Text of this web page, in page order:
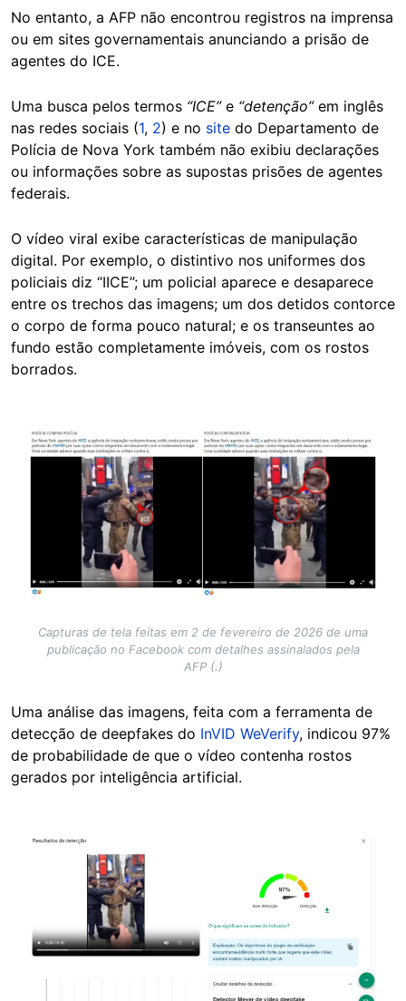
No entanto, a AFP não encontrou registros na imprensa
ou em sites governamentais anunciando a prisão de
agentes do ICE.
Uma busca pelos termos “ICE”e “detenção”em inglês
nas redes sociais (1, 2) e no site do Departamento de
Polícia de Nova York também não exibiu declarações
ou informações sobre as supostas prisões de agentes
federais.
O vídeo viral exibe características de manipulação
digital. Por exemplo, o distintivo nos uniformes dos
policiais diz “IICE”; um policial aparece e desaparece
entre os trechos das imagens; um dos detidos contorce
o corpo de forma pouco natural; e os transeuntes ao
fundo estão completamente imóveis, com os rostos
borrados.
Image
Capturas de tela feitas em 2 de fevereiro de 2026 de uma
publicação no Facebook com detalhes assinalados pela
AFP (.)
Uma análise das imagens, feita com a ferramenta de
detecção de deepfakes do InVID WeVerify, indicou 97%
de probabilidade de que o vídeo contenha rostos
gerados por inteligência artificial.
Image